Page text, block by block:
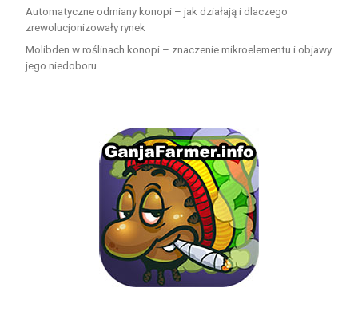
Automatyczne odmiany konopi – jak działają i dlaczego
zrewolucjonizowały rynek
Molibden w roślinach konopi – znaczenie mikroelementu i objawy
jego niedoboru